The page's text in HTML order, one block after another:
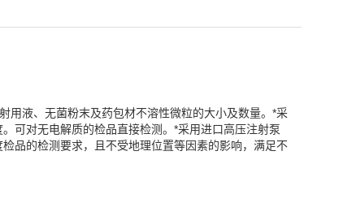
用液、无菌粉末及药包材不溶性微粒的大小及数量。*采
可对无电解质的检品直接检测。*采用进口高压注射泵
品的检测要求，且不受地理位置等因素的影响，满足不